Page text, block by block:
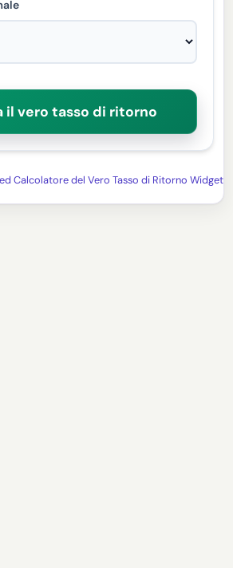
il vero tasso di ritorno
Calcolatore del Vero Tasso di Ritorno Widget